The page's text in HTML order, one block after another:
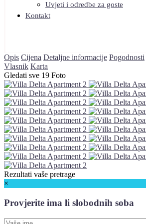
Uvjeti i odredbe za goste
Kontakt
Opis Cijena Detaljne informacije Pogodnosti
Vlasnik Karta
Gledati sve 19 Foto
Rezultati vaše pretrage
×
Provjerite ima li slobodnih soba